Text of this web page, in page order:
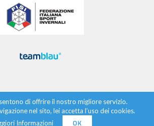
di offrire il nostro migliore servizio.
nel sito, lei accetta l’uso dei cookies.
Informazioni
OK